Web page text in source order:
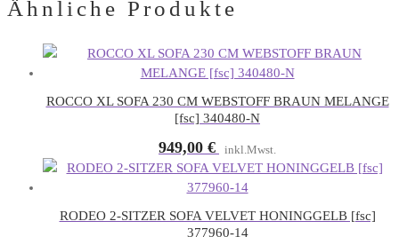
Ähnliche Produkte
ROCCO XL SOFA 230 CM WEBSTOFF BRAUN MELANGE
[fsc] 340480-N
949,00 € inkl.Mwst.
RODEO 2-SITZER SOFA VELVET HONINGGELB [fsc]
377960-14